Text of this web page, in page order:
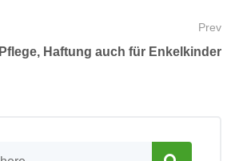
Prev
Pflege, Haftung auch für Enkelkinder